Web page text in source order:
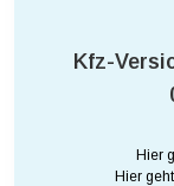
Kfz-
Hier
Hier